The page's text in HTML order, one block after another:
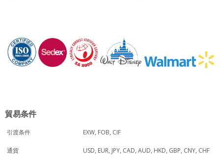
貿易条件
引渡条件 EXW, FOB, CIF
通貨 USD, EUR, JPY, CAD, AUD, HKD, GBP, CNY, CHF